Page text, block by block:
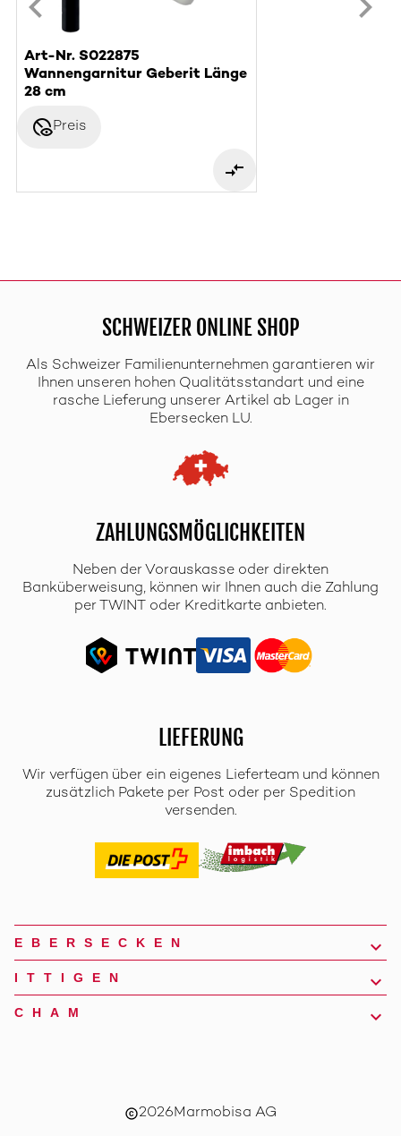
Art-Nr. S022875
Wannengarnitur Geberit Länge
28 cm
disabled_visiblePreis
SCHWEIZER ONLINE SHOP
Als Schweizer Familienunternehmen garantieren wir
Ihnen unseren hohen Qualitätsstandart und eine
rasche Lieferung unserer Artikel ab Lager in
Ebersecken LU.
ZAHLUNGSMÖGLICHKEITEN
Neben der Vorauskasse oder direkten
Banküberweisung, können wir Ihnen auch die Zahlung
per TWINT oder Kreditkarte anbieten.
LIEFERUNG
Wir verfügen über ein eigenes Lieferteam und können
zusätzlich Pakete per Post oder per Spedition
versenden.
EBERSECKEN
ITTIGEN
CHAM
copyright2026Marmobisa AG